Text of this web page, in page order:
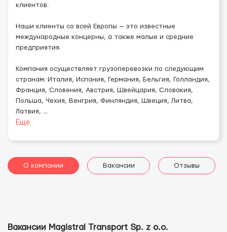
клиентов.
Наши клиенты со всей Европы — это известные
международные концерны, а также малые и средние
предприятия.
Компания осуществляет грузоперевозки по следующим
странам: Италия, Испания, Германия, Бельгия, Голландия,
Франция, Словения, Австрия, Швейцария, Словакия,
Польша, Чехия, Венгрия, Финляндия, Швеция, Литва,
Латвия, ...
Еще
О компании Вакансии Отзывы
Вакансии Magistral Transport Sp. z o.o.